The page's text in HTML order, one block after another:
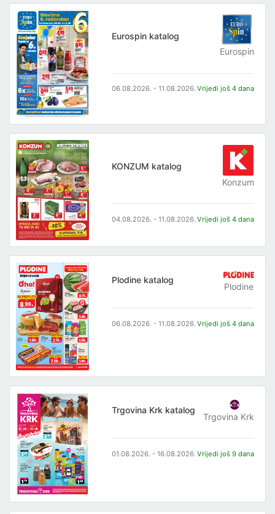
Eurospin katalog
Eurospin
06.08.2026. - 11.08.2026. Vrijedi još 4 dana
KONZUM katalog
Konzum
04.08.2026. - 11.08.2026. Vrijedi još 4 dana
Plodine katalog
Plodine
06.08.2026. - 11.08.2026. Vrijedi još 4 dana
Trgovina Krk katalog
Trgovina Krk
01.08.2026. - 16.08.2026. Vrijedi još 9 dana